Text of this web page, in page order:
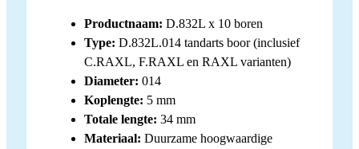
Productnaam: D.832L x 10 boren
Type: D.832L.014 tandarts boor (inclusief
C.RAXL, F.RAXL en RAXL varianten)
Diameter: 014
Koplengte: 5 mm
Totale lengte: 34 mm
Materiaal: Duurzame hoogwaardige